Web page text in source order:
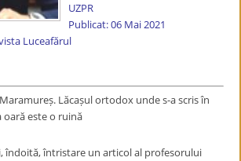
UZPR
Publicat: 06 Mai 2021
Luceafărul
Lăcașul ortodox unde s-a scris în
este o ruină
îndoită, întristare un articol al profesorului